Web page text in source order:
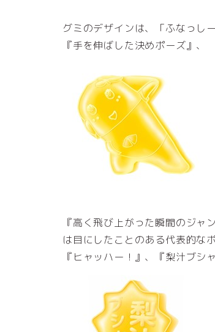
グミのデザインは、「ふなっし
『手を伸ばした決めポーズ』、
『高く飛び上がった瞬間のジ
は目にしたことのある代表的な
『ヒャッハー！』、『梨汁ブシ